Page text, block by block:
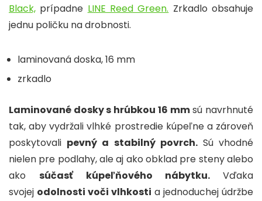
Black, prípadne LINE Reed Green. Zrkadlo obsahuje
jednu poličku na drobnosti.
laminovaná doska, 16 mm
zrkadlo
Laminované dosky s hrúbkou 16 mmsú navrhnuté
tak, aby vydržali vlhké prostredie kúpeľne a zároveň
poskytovali pevný a stabilný povrch.Sú vhodné
nielen pre podlahy, ale aj ako obklad pre steny alebo
ako súčasť kúpeľňového nábytku. Vďaka
svojej odolnosti voči vlhkosti a jednoduchej údržbe